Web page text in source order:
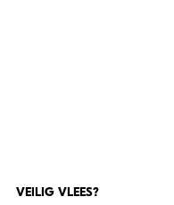
VEILIG VLEES?